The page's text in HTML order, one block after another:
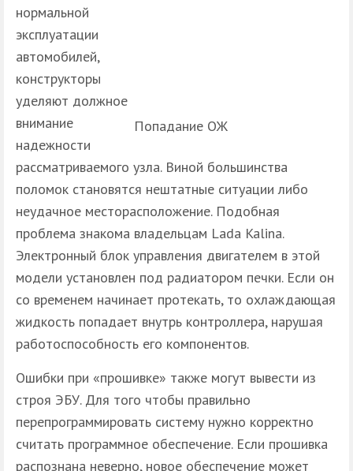
Попадание ОЖ
нормальной
эксплуатации
автомобилей,
конструкторы
уделяют должное
внимание
надежности
рассматриваемого узла. Виной большинства
поломок становятся нештатные ситуации либо
неудачное месторасположение. Подобная
проблема знакома владельцам Lada Kalina.
Электронный блок управления двигателем в этой
модели установлен под радиатором печки. Если он
со временем начинает протекать, то охлаждающая
жидкость попадает внутрь контроллера, нарушая
работоспособность его компонентов.
Ошибки при «прошивке» также могут вывести из
строя ЭБУ. Для того чтобы правильно
перепрограммировать систему нужно корректно
считать программное обеспечение. Если прошивка
распознана неверно, новое обеспечение может